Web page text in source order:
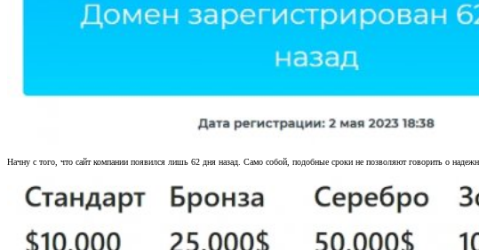
Начну с того, что сайт компании появился лишь 62 дня назад. Само собой, подобные сроки не позволяют говорить о